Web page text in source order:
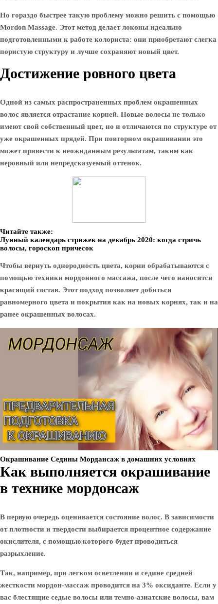
Но гораздо быстрее такую ​​проблему можно решить с помощью
Mordon Massage. Этот метод делает локоны идеально
подготовленными к работе колориста: они приобретают слегка
пористую структуру и лучше сохраняют новый цвет.
Достижение ровного цвета
Одной из самых распространенных проблем окрашенных
волос является отрастание корней. Новые волосы не только
имеют свой собственный цвет, но и отличаются по структуре от
уже окрашенных прядей. При повторном окрашивании это
может привести к неожиданным результатам, таким как
неровный или непредсказуемый оттенок.
Читайте также:
Лунный календарь стрижек на декабрь 2020: когда стричь
волосы, гороскоп причесок
Чтобы вернуть однородность цвета, корни обрабатываются с
помощью техники мордонного массажа, после чего наносится
красящий состав. Этот подход позволяет добиться
равномерного цвета и покрытия как на новых корнях, так и на
ранее окрашенных волосах.
Окрашивание Седины Мордансаж в домашних условиях
Как выполняется окрашивание
в технике мордонсаж
В первую очередь оценивается состояние волос. В зависимости
от плотности и твердости выбирается процентное содержание
окислителя, с помощью которого будет проводиться
разрыхление.
Так, например, при легком осветлении и седине средней
жесткости мордон-массаж проводится на 3% оксиданте. Если у
вас блестящие седые волосы или темно-азиатские волосы, вам